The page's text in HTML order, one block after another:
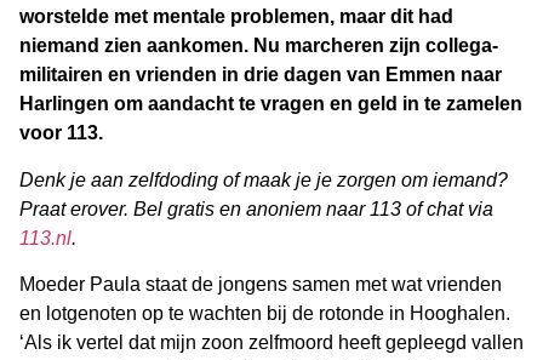
worstelde met mentale problemen, maar dit had
niemand zien aankomen. Nu marcheren zijn collega-
militairen en vrienden in drie dagen van Emmen naar
Harlingen om aandacht te vragen en geld in te zamelen
voor 113.
Denk je aan zelfdoding of maak je je zorgen om iemand?
Praat erover. Bel gratis en anoniem naar 113 of chat via
113.nl.
Moeder Paula staat de jongens samen met wat vrienden
en lotgenoten op te wachten bij de rotonde in Hooghalen.
‘Als ik vertel dat mijn zoon zelfmoord heeft gepleegd vallen